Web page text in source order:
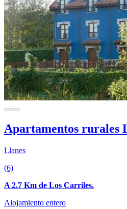
Apartamentos rurales
Llanes
(6)
A 2.7 Km de Los Carriles.
Alojamiento entero